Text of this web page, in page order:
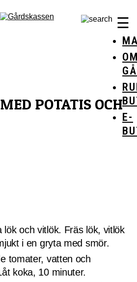
☰
E-
POTATIS OCH
lök och vitlök. Fräs lök, vitlök
i en gryta med smör.
tomater, vatten och
koka, 10 minuter.